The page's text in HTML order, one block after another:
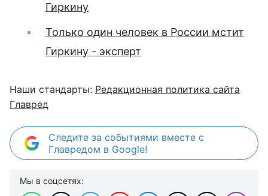
Гиркину
Только один человек в России мстит
Гиркину - эксперт
Наши стандарты: Редакционная политика сайта
Главред
Следите за событиями вместе с
Главредом в Google!
Мы в соцсетях: